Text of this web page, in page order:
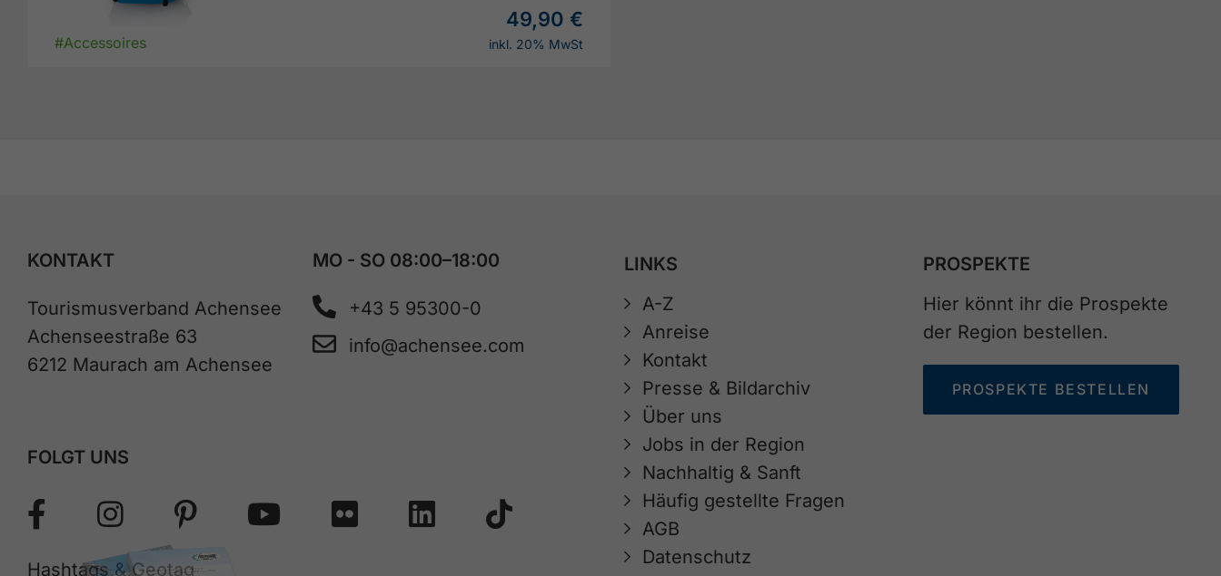
#Accessoires
49,90 €
inkl. 20% MwSt
KONTAKT
Tourismusverband Achensee
Achenseestraße 63
6212 Maurach am Achensee
MO - SO 08:00–18:00
+43 5 95300-0
info@achensee.com
FOLGT UNS
Hashtags & Geotag
LINKS
A-Z
Anreise
Kontakt
Presse & Bildarchiv
Über uns
Jobs in der Region
Nachhaltig & Sanft
Häufig gestellte Fragen
AGB
Datenschutz
PROSPEKTE
Hier könnt ihr die Prospekte
der Region bestellen.
PROSPEKTE BESTELLEN